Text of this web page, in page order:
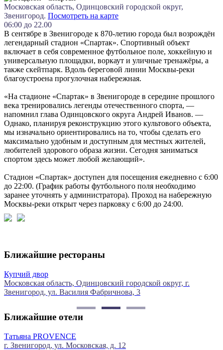
Московская область, Одинцовский городской округ,
Звенигород. Посмотреть на карте
06:00 до 22.00
В сентябре в Звенигороде к 870-летию города был возрождён
легендарный стадион «Спартак». Спортивный объект
включает в себя современное футбольное поле, хоккейную и
универсальную площадки, воркаут и уличные тренажёры, а
также скейтпарк. Вдоль береговой линии Москвы-реки
благоустроена прогулочная набережная.
«На стадионе «Спартак» в Звенигороде в середине прошлого
века тренировались легенды отечественного спорта, —
напомнил глава Одинцовского округа Андрей Иванов. —
Однако, планируя реконструкцию этого культового объекта,
мы изначально ориентировались на то, чтобы сделать его
максимально удобным и доступным для местных жителей,
любителей здорового образа жизни. Сегодня заниматься
спортом здесь может любой желающий».
Стадион «Спартак» доступен для посещения ежедневно с 6:00
до 22:00. (График работы футбольного поля необходимо
заранее уточнять у администратора). Проход на набережную
Москвы-реки открыт через парковку с 6:00 до 24:00.
Ближайшие рестораны
городской округ, г.
3
г. Звенигород, ул. Московская, д.
Ближайшие отели
12
г. Звенигород, ул. Московская,